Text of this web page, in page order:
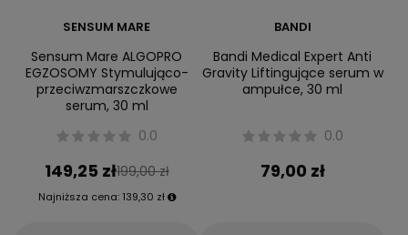
SENSUM MARE
Sensum Mare ALGOPRO
EGZOSOMY Stymulująco-
przeciwzmarszczkowe
serum, 30 ml
0.0
149,25 zł199,00 zł
Najniższa cena: 139,30 zł
BANDI
Bandi Medical Expert Anti
Gravity Liftingujące serum w
ampułce, 30 ml
0.0
79,00 zł